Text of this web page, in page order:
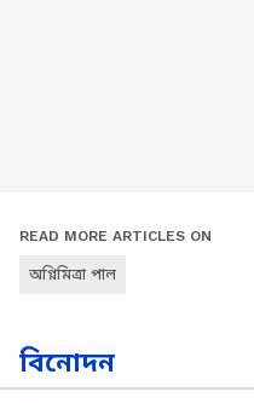
READ MORE ARTICLES ON
অগ্নিমিত্রা পাল
বিনোদন